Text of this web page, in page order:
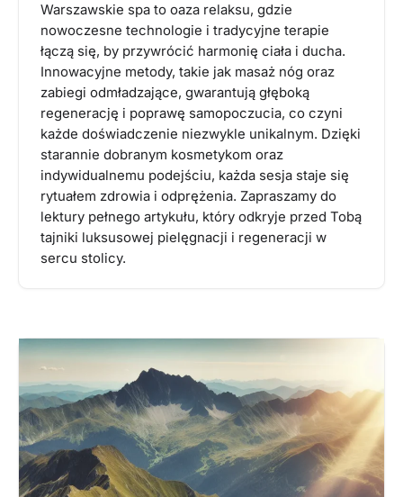
Warszawskie spa to oaza relaksu, gdzie
nowoczesne technologie i tradycyjne terapie
łączą się, by przywrócić harmonię ciała i ducha.
Innowacyjne metody, takie jak masaż nóg oraz
zabiegi odmładzające, gwarantują głęboką
regenerację i poprawę samopoczucia, co czyni
każde doświadczenie niezwykle unikalnym. Dzięki
starannie dobranym kosmetykom oraz
indywidualnemu podejściu, każda sesja staje się
rytuałem zdrowia i odprężenia. Zapraszamy do
lektury pełnego artykułu, który odkryje przed Tobą
tajniki luksusowej pielęgnacji i regeneracji w
sercu stolicy.